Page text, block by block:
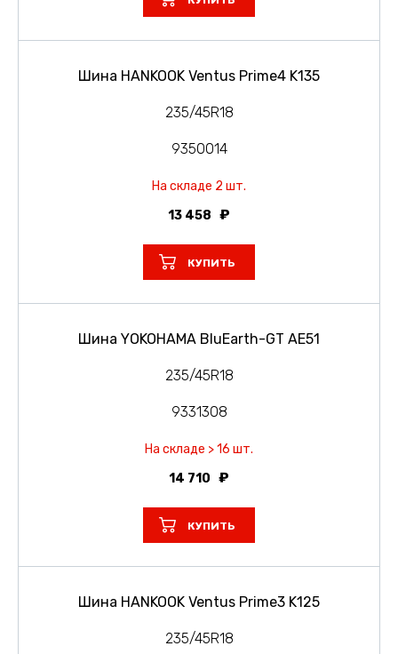
Шина HANKOOK Ventus Prime4 K135
235/45R18
9350014
На складе 2 шт.
13 458
КУПИТЬ
Шина YOKOHAMA BluEarth-GT AE51
235/45R18
9331308
На складе > 16 шт.
14 710
КУПИТЬ
Шина HANKOOK Ventus Prime3 K125
235/45R18